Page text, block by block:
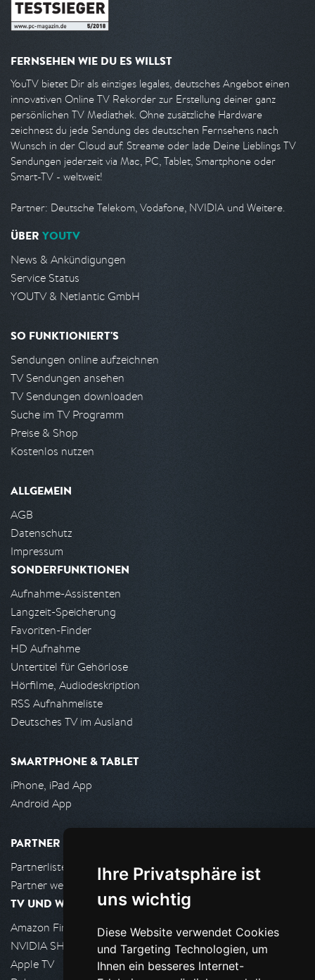
Ihre Privatsphäre ist
uns wichtig
Diese Website verwendet Cookies
und Targeting Technologien, um
Ihnen ein besseres Internet-
FERNSEHEN WIE DU ES WILLST
YouTV bietet Dir als einziges legales, deutsches Angebot einen
innovativen Online TV Rekorder zur Erstellung deiner ganz
persönlichen TV Mediathek. Ohne zusätzliche Hardware
zeichnest du jede Sendung des deutschen Fernsehens nach
Wunsch in der Cloud auf. Streame oder lade Deine Lieblings TV
Sendungen jederzeit via Mac, PC, Tablet, Smartphone oder
Smart-TV - weltweit!
Partner: Deutsche Telekom, Vodafone, NVIDIA und Weitere.
ÜBER YOUTV
News & Ankündigungen
Service Status
YOUTV & Netlantic GmbH
SO FUNKTIONIERT'S
Sendungen online aufzeichnen
TV Sendungen ansehen
TV Sendungen downloaden
Suche im TV Programm
Preise & Shop
Kostenlos nutzen
ALLGEMEIN
AGB
Datenschutz
Impressum
SONDERFUNKTIONEN
Aufnahme-Assistenten
Langzeit-Speicherung
Favoriten-Finder
HD Aufnahme
Untertitel für Gehörlose
Hörfilme, Audiodeskription
RSS Aufnahmeliste
Deutsches TV im Ausland
SMARTPHONE & TABLET
iPhone, iPad App
Android App
PARTNER
Partnerliste
Partner werden
TV UND WOHNZIMMER
Amazon FireTV
NVIDIA SHIELD, Google TV
Apple TV